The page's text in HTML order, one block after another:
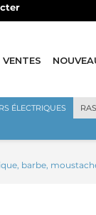
VENTES
ÉLECTRIQUES
barbe,